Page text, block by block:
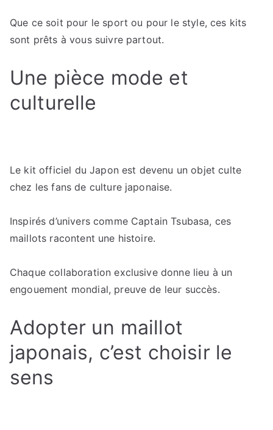
Que ce soit pour le sport ou pour le style, ces kits
sont prêts à vous suivre partout.
Une pièce mode et
culturelle
Le kit officiel du Japon est devenu un objet culte
chez les fans de culture japonaise.
Inspirés d’univers comme Captain Tsubasa, ces
maillots racontent une histoire.
Chaque collaboration exclusive donne lieu à un
engouement mondial, preuve de leur succès.
Adopter un maillot
japonais, c’est choisir le
sens